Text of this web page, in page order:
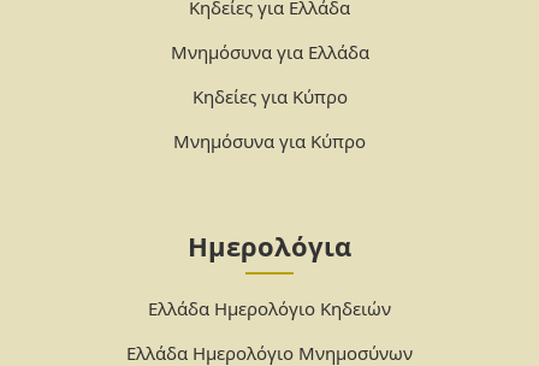
Κηδείες για Ελλάδα
Μνημόσυνα για Ελλάδα
Κηδείες για Κύπρο
Μνημόσυνα για Κύπρο
Ημερολόγια
Ελλάδα Ημερολόγιο Κηδειών
Ελλάδα Ημερολόγιο Μνημοσύνων